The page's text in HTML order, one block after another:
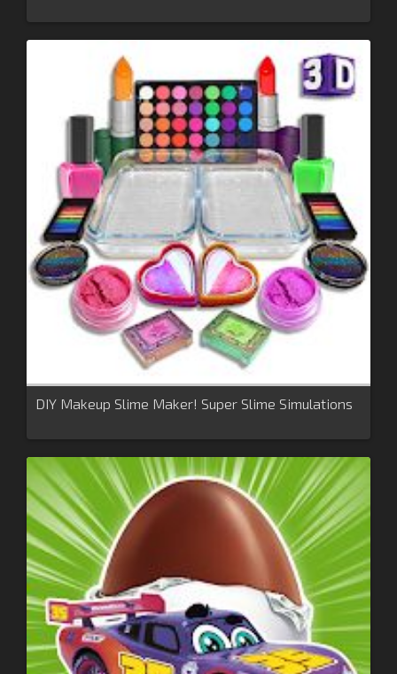
DIY Makeup Slime Maker! Super Slime Simulations